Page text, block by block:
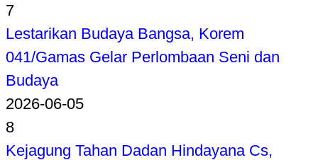
7
Lestarikan Budaya Bangsa, Korem
041/Gamas Gelar Perlombaan Seni dan
Budaya
2026-06-05
8
Kejagung Tahan Dadan Hindayana Cs,